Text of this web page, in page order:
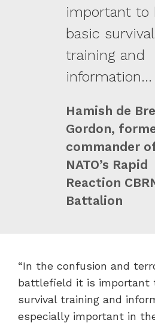
important to
basic survival
training and
information...
Hamish de
Gordon,
commander
NATO’s Rapid
Reaction
Battalion
“In the confusion and
battlefield it is important
survival training and
especially important in